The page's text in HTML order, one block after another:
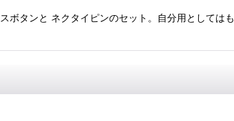
ボタンと ネクタイピンのセット。自分用として